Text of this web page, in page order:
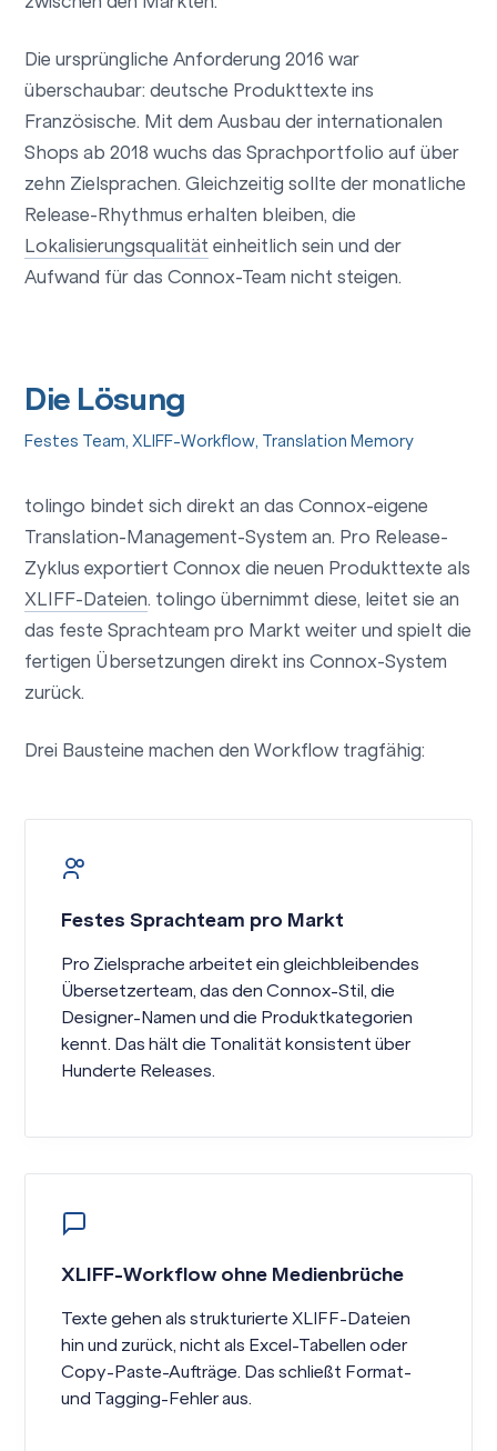
Die ursprüngliche Anforderung 2016 war
überschaubar: deutsche Produkttexte ins
Französische. Mit dem Ausbau der internationalen
Shops ab 2018 wuchs das Sprachportfolio auf über
zehn Zielsprachen. Gleichzeitig sollte der monatliche
Release-Rhythmus erhalten bleiben, die
Lokalisierungsqualität einheitlich sein und der
Aufwand für das Connox-Team nicht steigen.
Die Lösung
Festes Team, XLIFF-Workflow, Translation Memory
tolingo bindet sich direkt an das Connox-eigene
Translation-Management-System an. Pro Release-
Zyklus exportiert Connox die neuen Produkttexte als
XLIFF-Dateien. tolingo übernimmt diese, leitet sie an
das feste Sprachteam pro Markt weiter und spielt die
fertigen Übersetzungen direkt ins Connox-System
zurück.
Drei Bausteine machen den Workflow tragfähig:
Festes Sprachteam pro Markt
Pro Zielsprache arbeitet ein gleichbleibendes
Übersetzerteam, das den Connox-Stil, die
Designer-Namen und die Produktkategorien
kennt. Das hält die Tonalität konsistent über
Hunderte Releases.
XLIFF-Workflow ohne Medienbrüche
Texte gehen als strukturierte XLIFF-Dateien
hin und zurück, nicht als Excel-Tabellen oder
Copy-Paste-Aufträge. Das schließt Format-
und Tagging-Fehler aus.